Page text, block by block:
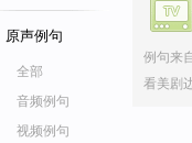
原声例句
全部
音频例句
视频例句
例句来
看美剧